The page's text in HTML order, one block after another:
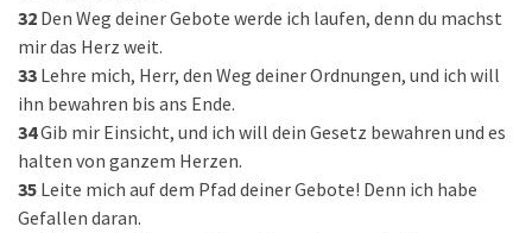
32 Den Weg deiner Gebote werde ich laufen, denn du machst
mir das Herz weit.
33 Lehre mich, Herr, den Weg deiner Ordnungen, und ich will
ihn bewahren bis ans Ende.
34Gib mir Einsicht, und ich will dein Gesetz bewahren und es
halten von ganzem Herzen.
35 Leite mich auf dem Pfad deiner Gebote! Denn ich habe
Gefallen daran.